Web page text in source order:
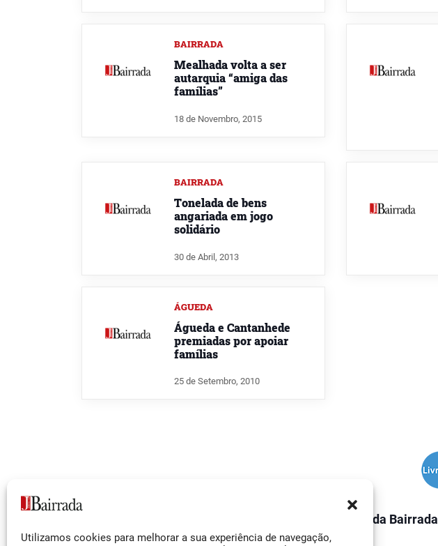
Utilizamos cookies para melhorar a sua experiência de navegação,
BAIRRADA
Mealhada volta a ser
autarquia “amiga das
famílias”
18 de Novembro, 2015
BAIRRADA
Tonelada de bens
angariada em jogo
solidário
30 de Abril, 2013
ÁGUEDA
Águeda e Cantanhede
premiadas por apoiar
famílias
25 de Setembro, 2010
O Jornal da Bairrada